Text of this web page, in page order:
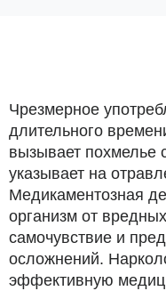
Чрезмерное
длительного
вызывает похмелье
указывает на
Медикаментозная
организм от
самочувствие и
осложнений.
эффективную